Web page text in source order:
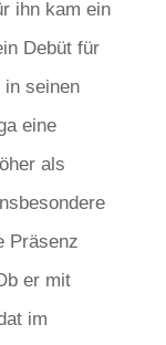
ihn kam ein
Debüt für
in seinen
eine
als
Präsenz
er mit
im